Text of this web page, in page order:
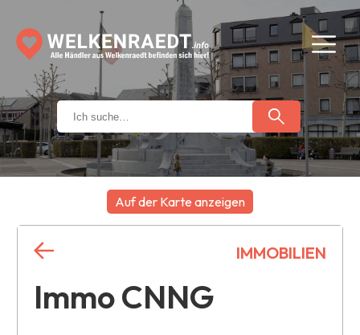
Auf der Karte anzeigen
Immo CNNG
IMMOBILIEN
+
−